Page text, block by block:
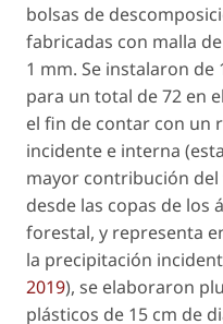
bolsas de
fabricadas con malla
1 mm. Se instalaron de
para un total de 72 en
el fin de contar con un
incidente e interna
mayor contribución
desde las copas de los
forestal, y representa
la precipitación
2019), se elaboraron
plásticos de 15 cm de